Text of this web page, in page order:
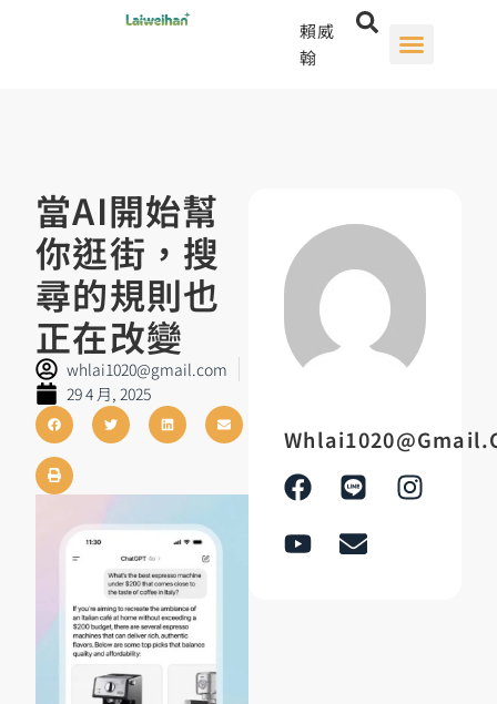
賴威
翰
當AI開始幫
你逛街，搜
尋的規則也
正在改變
whlai1020@gmail.com
29 4 月, 2025